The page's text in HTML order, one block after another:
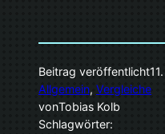
Beitrag veröffentlicht
Allgemein, Vergleiche
vonTobias Kolb
Schlagwörter: